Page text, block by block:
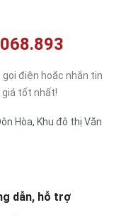
điện hoặc nhắn tin
giá tốt nhất!
Hòa, Khu đô thị Văn
dẫn, hỗ trợ